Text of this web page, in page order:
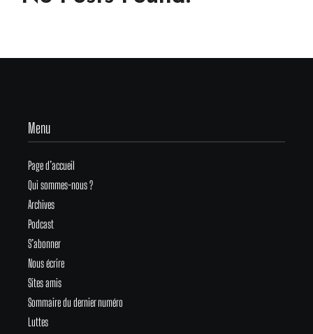
Menu
Page d’accueil
Qui sommes-nous ?
Archives
Podcast
S’abonner
Nous écrire
Sites amis
Sommaire du dernier numéro
Luttes